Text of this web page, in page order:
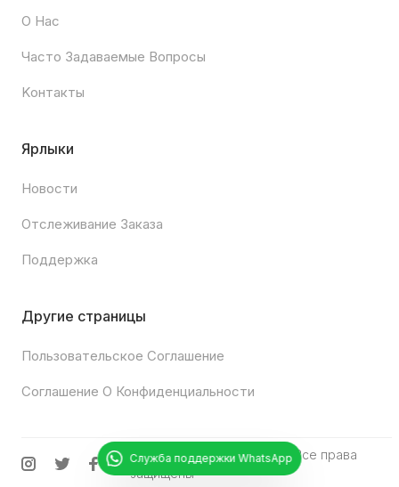
О Нас
Часто Задаваемые Вопросы
Kонтакты
Ярлыки
Новости
Отслеживание Заказа
Поддержка
Другие страницы
Пользовательское Соглашение
Соглашение О Конфиденциальности
© 2025 Gunesgame.com •Все права
защищены
Служба поддержки WhatsApp